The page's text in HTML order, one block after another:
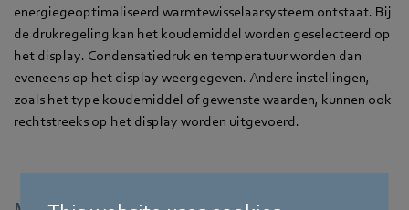
energiegeoptimaliseerd warmtewisselaarsysteem ontstaat. Bij
de drukregeling kan het koudemiddel worden geselecteerd op
het display. Condensatiedruk en temperatuur worden dan
eveneens op het display weergegeven. Andere instellingen,
zoals het type koudemiddel of gewenste waarden, kunnen ook
rechtstreeks op het display worden uitgevoerd.